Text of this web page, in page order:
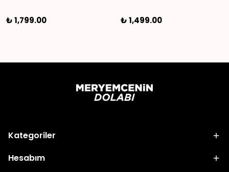
₺ 1,799.00 ₺ 1,499.00
Kategoriler
Hesabım